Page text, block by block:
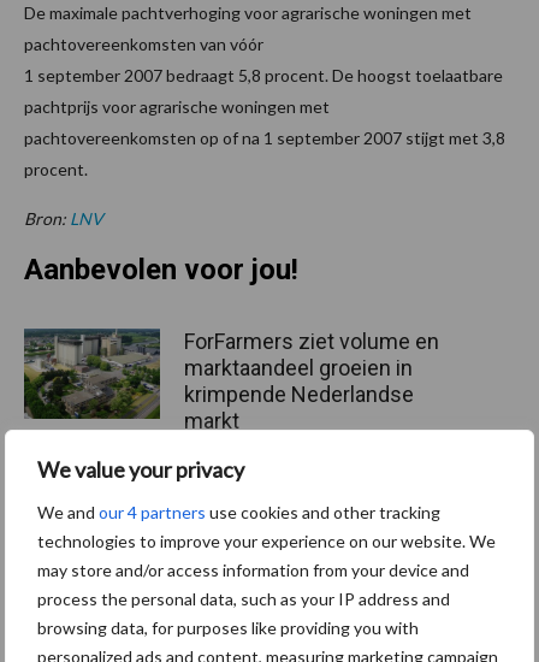
We value your privacy
We and our 4 partners use cookies and other tracking
technologies to improve your experience on our website. We
may store and/or access information from your device and
process the personal data, such as your IP address and
browsing data, for purposes like providing you with
personalized ads and content, measuring marketing campaign
De maximale pachtverhoging voor agrarische woningen met
pachtovereenkomsten van vóór
1 september 2007 bedraagt 5,8 procent. De hoogst toelaatbare
pachtprijs voor agrarische woningen met
pachtovereenkomsten op of na 1 september 2007 stijgt met 3,8
procent.
Bron: LNV
Aanbevolen voor jou!
ForFarmers ziet volume en
marktaandeel groeien in
krimpende Nederlandse
markt
Tien praktische tips voor